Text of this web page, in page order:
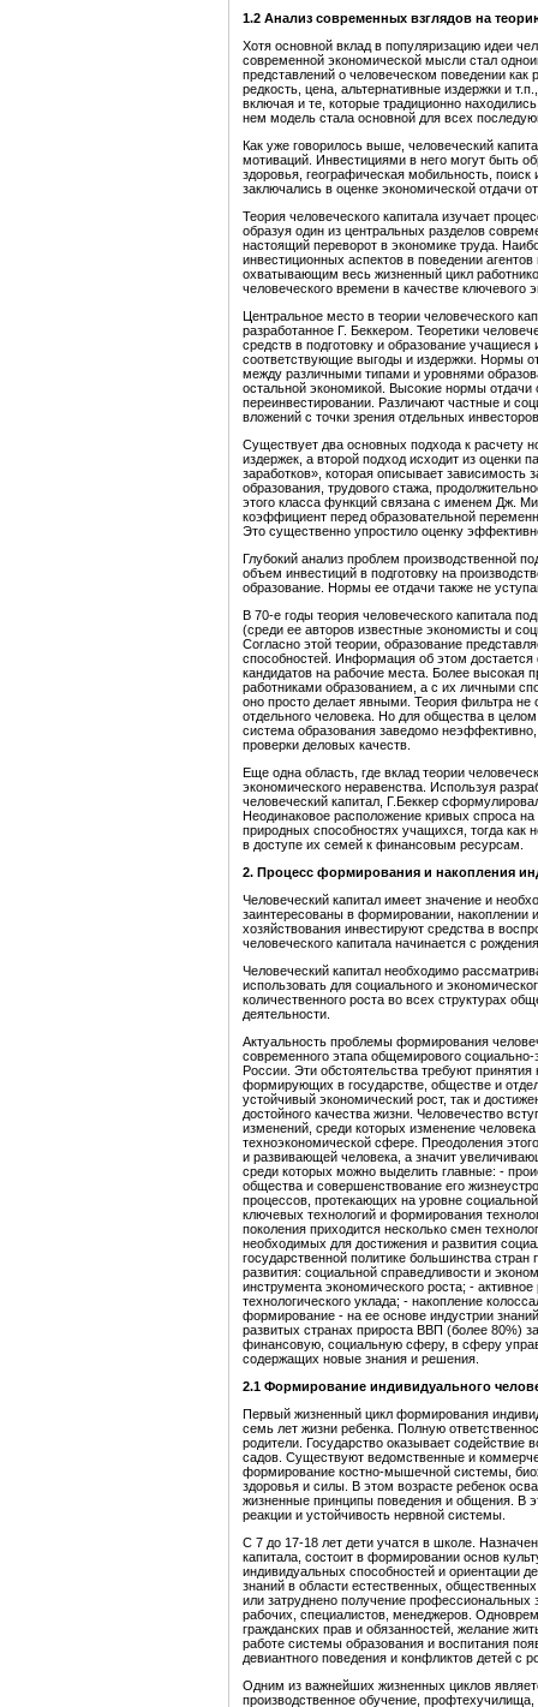
1.2 Анализ современных взглядов на
Хотя основной вклад в популяризацию идеи
современной экономической мысли стал
представлений о человеческом поведении
редкость, цена, альтернативные издержки и
включая и те, которые традиционно
нем модель стала основной для всех
Как уже говорилось выше, человеческий
мотиваций. Инвестициями в него могут быть
здоровья, географическая мобильность,
заключались в оценке экономической отдачи
Теория человеческого капитала изучает
образуя один из центральных разделов
настоящий переворот в экономике труда.
инвестиционных аспектов в поведении
охватывающим весь жизненный цикл
человеческого времени в качестве ключевого
Центральное место в теории человеческого
разработанное Г. Беккером. Теоретики
средств в подготовку и образование
соответствующие выгоды и издержки. Нормы
между различными типами и уровнями
остальной экономикой. Высокие нормы отдачи
переинвестировании. Различают частные и
вложений с точки зрения отдельных
Существует два основных подхода к расчету
издержек, а второй подход исходит из оценки
заработков», которая описывает зависимость
образования, трудового стажа,
этого класса функций связана с именем Дж.
коэффициент перед образовательной
Это существенно упростило оценку
Глубокий анализ проблем производственной
объем инвестиций в подготовку на
образование. Нормы ее отдачи также не
В 70-е годы теория человеческого капитала
(среди ее авторов известные экономисты и
Согласно этой теории, образование
способностей. Информация об этом
кандидатов на рабочие места. Более высокая
работниками образованием, а с их личными
оно просто делает явными. Теория фильтра
отдельного человека. Но для общества в целом
система образования заведомо
проверки деловых качеств.
Еще одна область, где вклад теории
экономического неравенства. Используя
человеческий капитал, Г.Беккер
Неодинаковое расположение кривых спроса
природных способностях учащихся, тогда как
в доступе их семей к финансовым ресурсам.
2. Процесс формирования и накопления
Человеческий капитал имеет значение и
заинтересованы в формировании, накоплении
хозяйствования инвестируют средства в
человеческого капитала начинается с
Человеческий капитал необходимо
использовать для социального и
количественного роста во всех структурах
деятельности.
Актуальность проблемы формирования
современного этапа общемирового
России. Эти обстоятельства требуют
формирующих в государстве, обществе и
устойчивый экономический рост, так и
достойного качества жизни. Человечество
изменений, среди которых изменение
техноэкономической сфере. Преодоления
и развивающей человека, а значит
среди которых можно выделить главные: -
общества и совершенствование его
процессов, протекающих на уровне
ключевых технологий и формирования
поколения приходится несколько смен
необходимых для достижения и развития
государственной политике большинства
развития: социальной справедливости и
инструмента экономического роста; -
технологического уклада; - накопление
формирование - на ее основе индустрии
развитых странах прироста ВВП (более 80%)
финансовую, социальную сферу, в сферу
содержащих новые знания и решения.
2.1 Формирование индивидуального
Первый жизненный цикл формирования
семь лет жизни ребенка. Полную
родители. Государство оказывает содействие
садов. Существуют ведомственные и
формирование костно-мышечной системы,
здоровья и силы. В этом возрасте ребенок
жизненные принципы поведения и общения. В
реакции и устойчивость нервной системы.
С 7 до 17-18 лет дети учатся в школе.
капитала, состоит в формировании основ
индивидуальных способностей и ориентации
знаний в области естественных,
или затруднено получение
рабочих, специалистов, менеджеров.
гражданских прав и обязанностей, желание
работе системы образования и воспитания
девиантного поведения и конфликтов детей с
Одним из важнейших жизненных циклов
производственное обучение,